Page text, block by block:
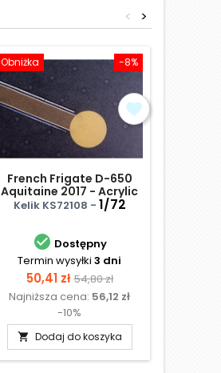
>
<
-8%
Obniżka
French Frigate D-650
Aquitaine 2017 - Acrylic
Base
Kelik KS72108 - 1/72
 Dostępny
Termin wysyłki 3 dni
Cena
50,41 zł Cena
podstawowa
54,80 zł
Najniższa cena: 56,12 zł
-10%
 Dodaj do koszyka